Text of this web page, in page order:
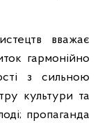
вважає
гармонійно
з сильною
культури та
пропаганда